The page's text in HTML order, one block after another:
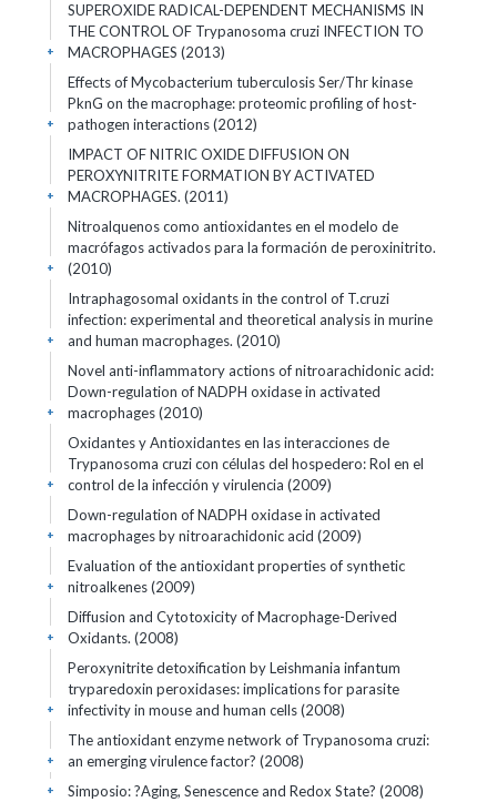
SUPEROXIDE RADICAL-DEPENDENT MECHANISMS IN
THE CONTROL OF Trypanosoma cruzi INFECTION TO
MACROPHAGES (2013)
+
Effects of Mycobacterium tuberculosis Ser/Thr kinase
PknG on the macrophage: proteomic profiling of host-
pathogen interactions (2012)
+
IMPACT OF NITRIC OXIDE DIFFUSION ON
PEROXYNITRITE FORMATION BY ACTIVATED
MACROPHAGES. (2011)
+
Nitroalquenos como antioxidantes en el modelo de
macrófagos activados para la formación de peroxinitrito.
(2010)
+
Intraphagosomal oxidants in the control of T.cruzi
infection: experimental and theoretical analysis in murine
and human macrophages. (2010)
+
Novel anti-inflammatory actions of nitroarachidonic acid:
Down-regulation of NADPH oxidase in activated
macrophages (2010)
+
Oxidantes y Antioxidantes en las interacciones de
Trypanosoma cruzi con células del hospedero: Rol en el
control de la infección y virulencia (2009)
+
Down-regulation of NADPH oxidase in activated
macrophages by nitroarachidonic acid (2009)
+
Evaluation of the antioxidant properties of synthetic
nitroalkenes (2009)
+
Diffusion and Cytotoxicity of Macrophage-Derived
Oxidants. (2008)
+
Peroxynitrite detoxification by Leishmania infantum
tryparedoxin peroxidases: implications for parasite
infectivity in mouse and human cells (2008)
+
The antioxidant enzyme network of Trypanosoma cruzi:
an emerging virulence factor? (2008)
+
Simposio: ?Aging, Senescence and Redox State? (2008)
+